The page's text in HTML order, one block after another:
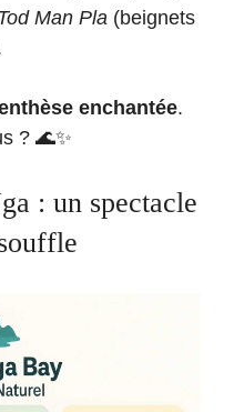
Man Pla (beignets
enchantée.
? 🌊✨
: un spectacle